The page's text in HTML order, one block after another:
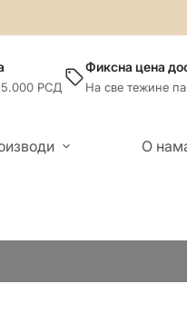
• За све
5.000 РСД
Фиксна цена
На све тежине
О